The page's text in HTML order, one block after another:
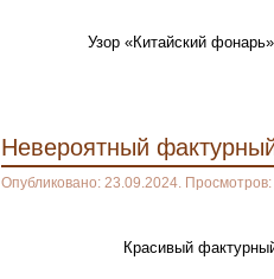
Узор «Китайский
Невероятный
Опубликовано: 23.09.2024.
Красивый